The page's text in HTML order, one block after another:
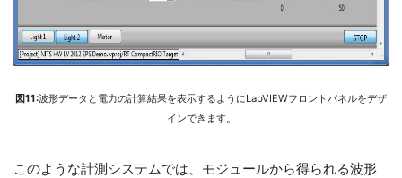
図11:波形データと電力の計算結果を表示するようにLabVIEWフロントパネルをデザ
インできます。
このような計測システムでは、モジュールから得られる波形